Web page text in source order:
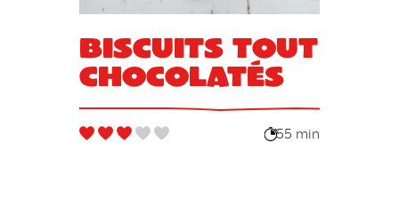
Biscuits tout
chocolatés
55 min